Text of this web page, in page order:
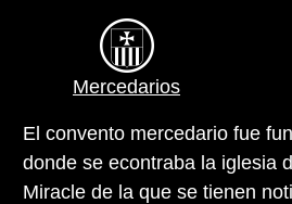
Mercedarios
El convento mercedario fue
donde se econtraba la iglesia
Miracle de la que se tienen